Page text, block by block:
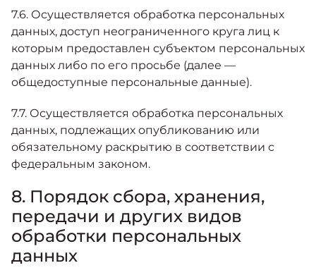
7.6. Осуществляется обработка персональных
данных, доступ неограниченного круга лиц к
которым предоставлен субъектом персональных
данных либо по его просьбе (далее —
общедоступные персональные данные).
7.7. Осуществляется обработка персональных
данных, подлежащих опубликованию или
обязательному раскрытию в соответствии с
федеральным законом.
8. Порядок сбора, хранения,
передачи и других видов
обработки персональных
данных